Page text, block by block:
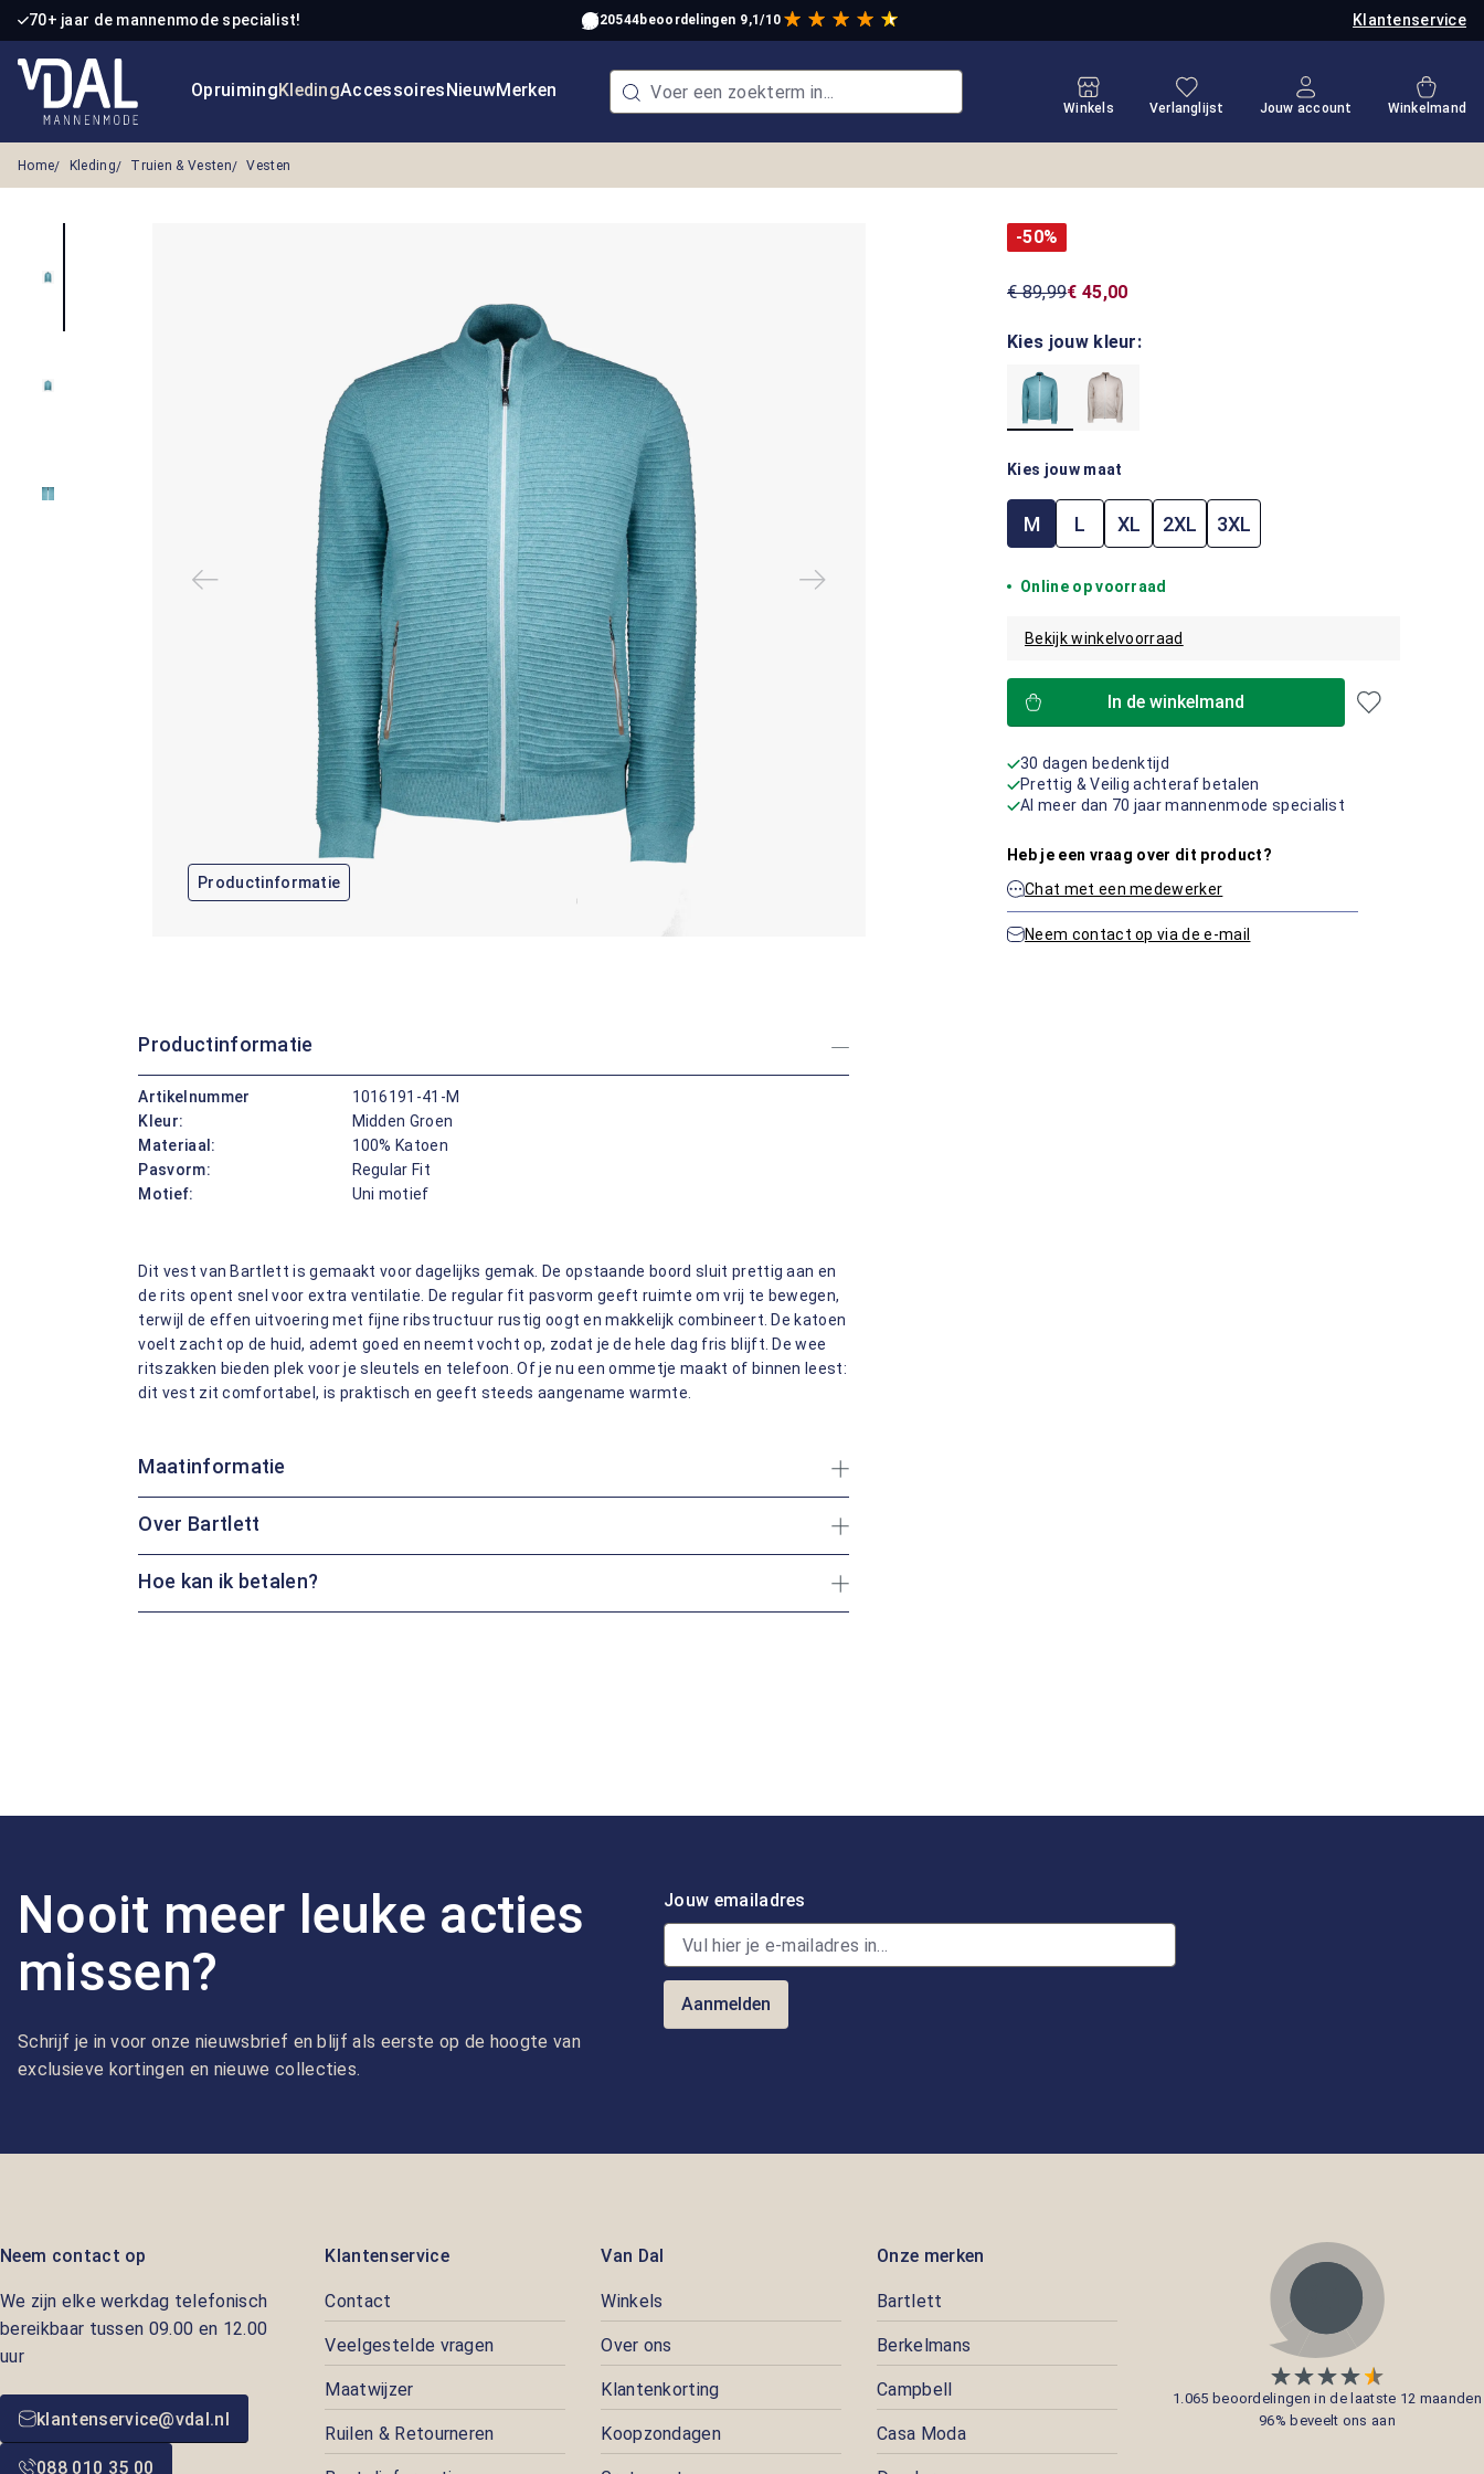
de hoofdinhoud
Ga naar de zoekopdracht
Ga naar de hoofdnavigatie
70+ jaar de mannenmode specialist! Klantenservice
20544beoordelingen 9,1/10
OpruimingKledingAccessoiresNieuwMerken
Winkels
Je hebt 0 items op je verlanglijstje
Verlanglijst Jouw account Winkelmand
Home Kleding Truien & Vesten Vesten
Productinformatie
-50%
€ 89,99€ 45,00
Kies jouw kleur:
Kies jouw maat
M L XL 2XL 3XL
Online op voorraad
Bekijk winkelvoorraad
In de winkelmand
30 dagen bedenktijd
Prettig & Veilig achteraf betalen
Al meer dan 70 jaar mannenmode specialist
Heb je een vraag over dit product?
Chat met een medewerker
Neem contact op via de e-mail
Productinformatie
Artikelnummer
1016191-41-M
Kleur:
Midden Groen
Materiaal:
100% Katoen
Pasvorm:
Regular Fit
Motief:
Uni motief
Dit vest van Bartlett is gemaakt voor dagelijks gemak. De opstaande boord sluit prettig aan en
de rits opent snel voor extra ventilatie. De regular fit pasvorm geeft ruimte om vrij te bewegen,
terwijl de effen uitvoering met fijne ribstructuur rustig oogt en makkelijk combineert. De katoen
voelt zacht op de huid, ademt goed en neemt vocht op, zodat je de hele dag fris blijft. De wee
ritszakken bieden plek voor je sleutels en telefoon. Of je nu een ommetje maakt of binnen leest:
dit vest zit comfortabel, is praktisch en geeft steeds aangename warmte.
Maatinformatie
Over Bartlett
Hoe kan ik betalen?
Nooit meer leuke acties
missen?
Schrijf je in voor onze nieuwsbrief en blijf als eerste op de hoogte van
exclusieve kortingen en nieuwe collecties.
Jouw emailadres
Aanmelden
Neem contact op
We zijn elke werkdag telefonisch
bereikbaar tussen 09.00 en 12.00
uur
klantenservice@vdal.nl
088 010 35 00
Klantenservice
Contact
Veelgestelde vragen
Maatwijzer
Ruilen & Retourneren
Van Dal
Winkels
Over ons
Klantenkorting
Koopzondagen
Onze merken
Bartlett
Berkelmans
Campbell
Casa Moda
1.065 beoordelingen in de laatste 12 maanden
96% beveelt ons aan